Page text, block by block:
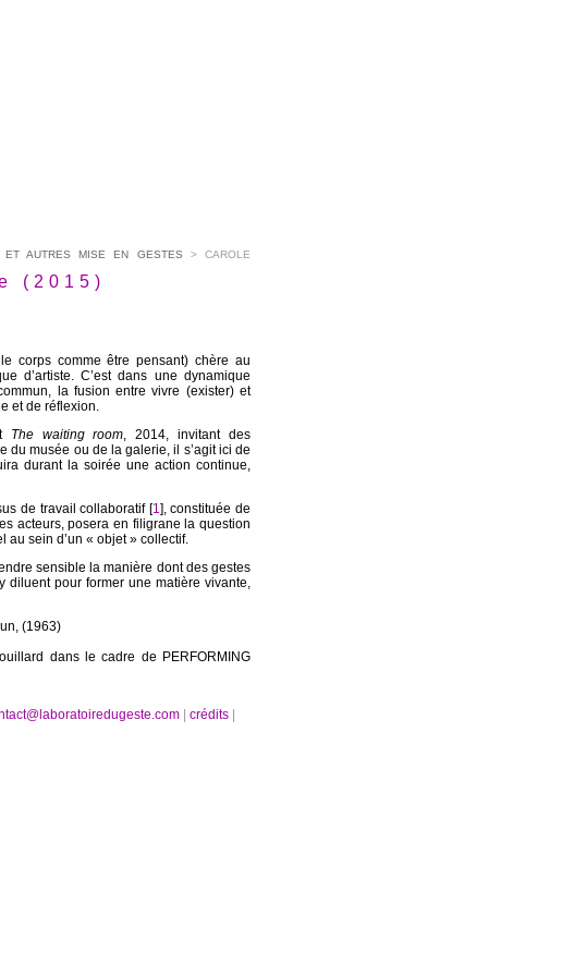
ET AUTRES MISE EN GESTES > CAROLE
(2015)
corps comme être pensant) chère au
d’artiste. C’est dans une dynamique
la fusion entre vivre (exister) et
et de réflexion.
The waiting room, 2014, invitant des
du musée ou de la galerie, il s’agit ici de
durant la soirée une action continue,
de travail collaboratif [1], constituée de
acteurs, posera en filigrane la question
au sein d’un « objet » collectif.
sensible la manière dont des gestes
diluent pour former une matière vivante,
dans le cadre de PERFORMING
crédits